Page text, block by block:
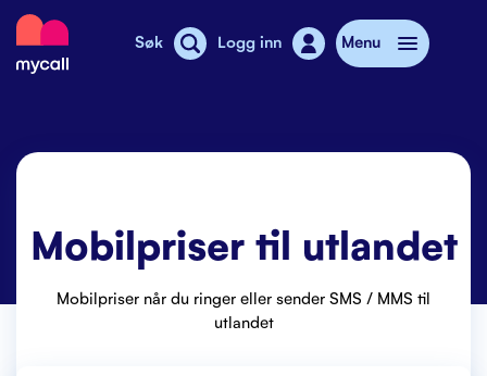
Mycall
Søk Logg inn Menu
Butikker
SMS-pakkeladekort
Mobilpriser til utlandet
Mobilpriser når du ringer eller sender SMS / MMS til
utlandet